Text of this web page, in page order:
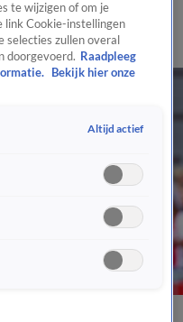
ShopUitzending
te wijzigen of om je
link Cookie-instellingen
selecties zullen overal
doorgevoerd. Raadpleeg
Bekijk hier onze
Altijd actief